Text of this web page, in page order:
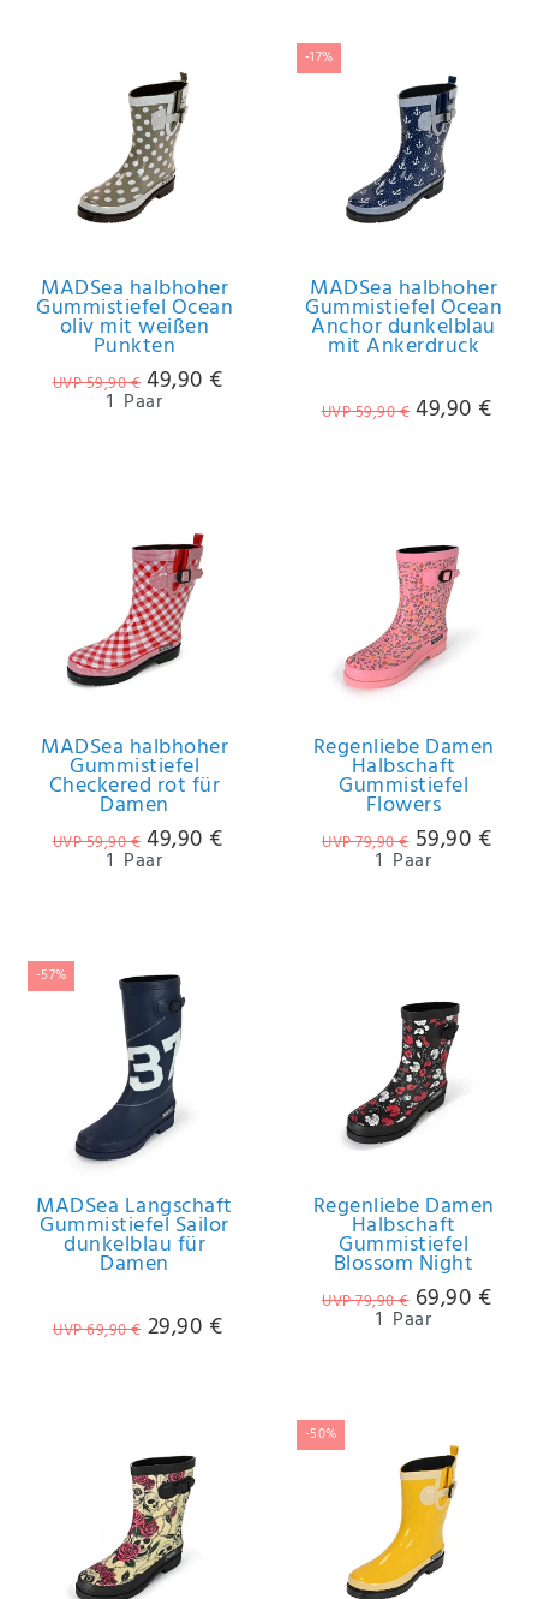
MADSea halbhoher
Gummistiefel Ocean
oliv mit weißen
Punkten
UVP 59,90 € 49,90 €
1 Paar
-17%
MADSea halbhoher
Gummistiefel Ocean
Anchor dunkelblau
mit Ankerdruck
UVP 59,90 € 49,90 €
MADSea halbhoher
Gummistiefel
Checkered rot für
Damen
UVP 59,90 € 49,90 €
1 Paar
Regenliebe Damen
Halbschaft
Gummistiefel
Flowers
UVP 79,90 € 59,90 €
1 Paar
-57%
MADSea Langschaft
Gummistiefel Sailor
dunkelblau für
Damen
UVP 69,90 € 29,90 €
Regenliebe Damen
Halbschaft
Gummistiefel
Blossom Night
UVP 79,90 € 69,90 €
1 Paar
-50%